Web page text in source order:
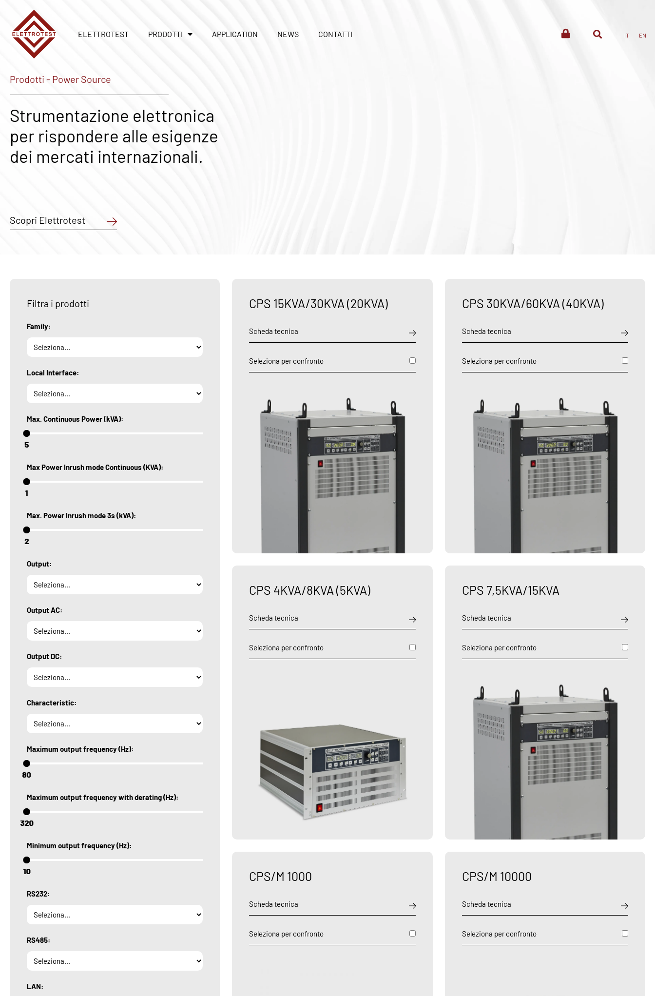
ELETTROTEST PRODOTTI APPLICATION NEWS CONTATTI IT EN
Prodotti - Power Source
Strumentazione elettronica
per rispondere alle esigenze
dei mercati internazionali.
Scopri Elettrotest
Filtra i prodotti
Family:
Local Interface:
Max. Continuous Power (kVA):
5
5
Max Power Inrush mode Continuous (KVA):
1
1
Max. Power Inrush mode 3s (kVA):
2
2
Output:
Output AC:
Output DC:
Characteristic:
Maximum output frequency (Hz):
80
80
Maximum output frequency with derating (Hz):
320
320
Minimum output frequency (Hz):
10
10
RS232:
RS485:
LAN:
CPS 15KVA/30KVA (20KVA)
Scheda tecnica
Seleziona per confronto
CPS 30KVA/60KVA (40KVA)
Scheda tecnica
Seleziona per confronto
CPS 4KVA/8KVA (5KVA)
Scheda tecnica
Seleziona per confronto
CPS 7,5KVA/15KVA
Scheda tecnica
Seleziona per confronto
CPS/M 1000
Scheda tecnica
Seleziona per confronto
CPS/M 10000
Scheda tecnica
Seleziona per confronto